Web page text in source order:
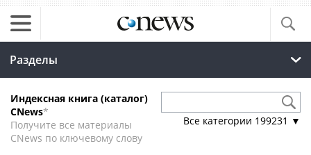
Разделы
Индексная книга (каталог)
CNews*
Получите все материалы
CNews по ключевому слову
Все категории 199231 ▼